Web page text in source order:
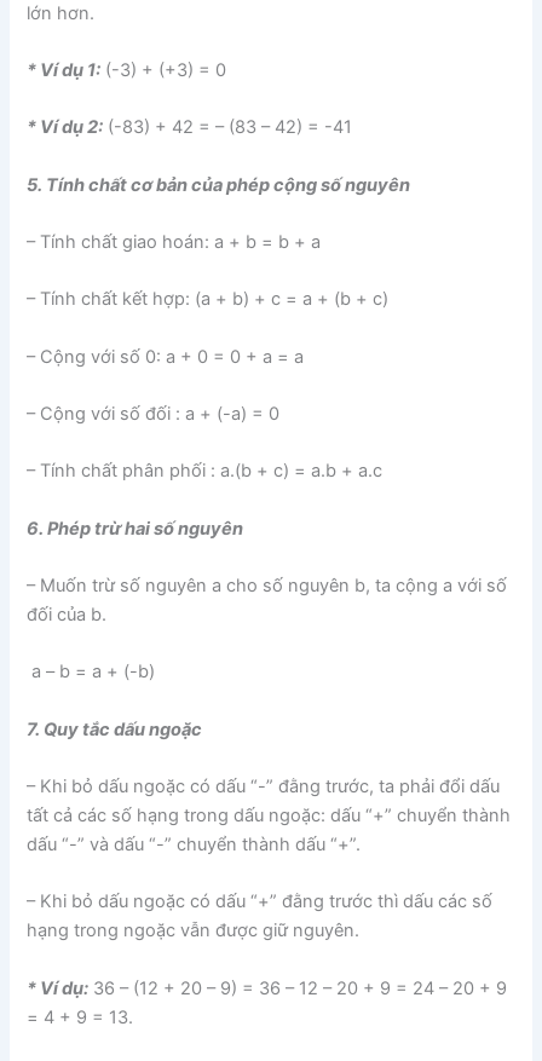
lớn hơn.
* Ví dụ 1: (-3) + (+3) = 0
* Ví dụ 2: (-83) + 42 = – (83 – 42) = -41
5. Tính chất cơ bản của phép cộng số nguyên
– Tính chất giao hoán: a + b = b + a
– Tính chất kết hợp: (a + b) + c = a + (b + c)
– Cộng với số 0: a + 0 = 0 + a = a
– Cộng với số đối : a + (-a) = 0
– Tính chất phân phối : a.(b + c) = a.b + a.c
6. Phép trừ hai số nguyên
– Muốn trừ số nguyên a cho số nguyên b, ta cộng a với số
đối của b.
a – b = a + (-b)
7. Quy tắc dấu ngoặc
– Khi bỏ dấu ngoặc có dấu “-” đằng trước, ta phải đổi dấu
tất cả các số hạng trong dấu ngoặc: dấu “+” chuyển thành
dấu “-” và dấu “-” chuyển thành dấu “+”.
– Khi bỏ dấu ngoặc có dấu “+” đằng trước thì dấu các số
hạng trong ngoặc vẫn được giữ nguyên.
* Ví dụ: 36 – (12 + 20 – 9) = 36 – 12 – 20 + 9 = 24 – 20 + 9
= 4 + 9 = 13.